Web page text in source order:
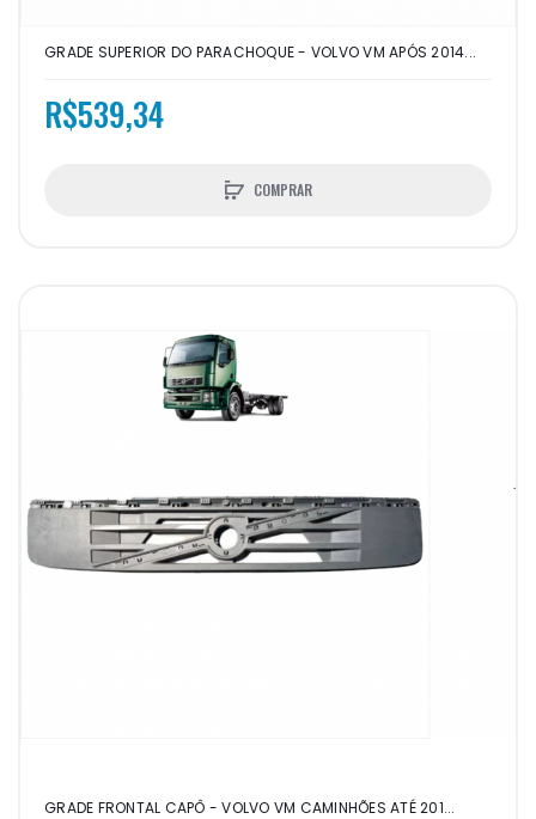
GRADE SUPERIOR DO PARACHOQUE - VOLVO VM APÓS 2014...
R$539,34
COMPRAR
GRADE FRONTAL CAPÔ - VOLVO VM CAMINHÕES ATÉ 201...